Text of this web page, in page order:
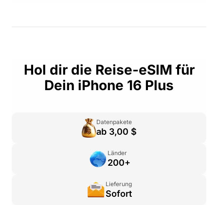
Hol dir die Reise-eSIM für
Dein iPhone 16 Plus
Datenpakete
ab 3,00 $
Länder
200+
Lieferung
Sofort